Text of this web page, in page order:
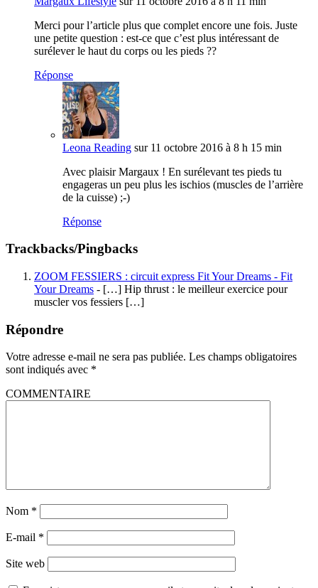
Merci pour l’article plus que complet encore une fois. Juste
une petite question : est-ce que c’est plus intéressant de
surélever le haut du corps ou les pieds ??
Réponse
Leona Reading sur 11 octobre 2016 à 8 h 15 min
Avec plaisir Margaux ! En surélevant tes pieds tu
engageras un peu plus les ischios (muscles de l’arrière
de la cuisse) ;-)
Réponse
Trackbacks/Pingbacks
ZOOM FESSIERS : circuit express Fit Your Dreams - Fit
Your Dreams - […] Hip thrust : le meilleur exercice pour
muscler vos fessiers […]
Répondre
Votre adresse e-mail ne sera pas publiée. Les champs obligatoires
sont indiqués avec *
COMMENTAIRE
Nom *
E-mail *
Site web